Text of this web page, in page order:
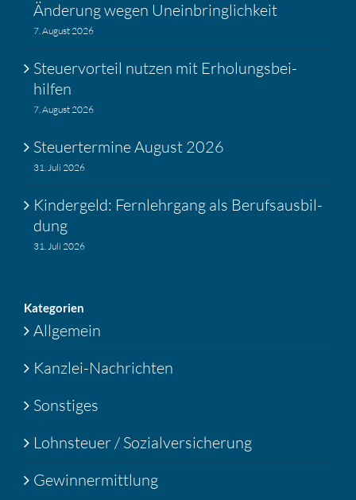
Änderung wegen Unein­bring­lich­keit
7. August 2026
Steuer­vor­teil nutzen mit Erholungs­bei­
hilfen
7. August 2026
Steuer­ter­mine August 2026
31. Juli 2026
Kinder­geld: Fernlehr­gang als Berufs­aus­bil­
dung
31. Juli 2026
Katego­rien
Allgemein
Kanzlei-Nachrichten
Sonstiges
Lohnsteuer / Sozialversicherung
Gewinnermittlung